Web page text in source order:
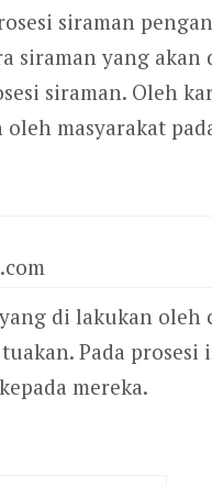
siraman
siraman yang akan
siraman. Oleh
masyarakat
di lakukan oleh
Pada prosesi
mereka.